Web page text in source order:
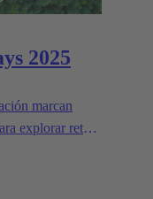
2025
marcan
explorar retos